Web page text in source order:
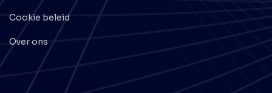
Cookie beleid
Over ons